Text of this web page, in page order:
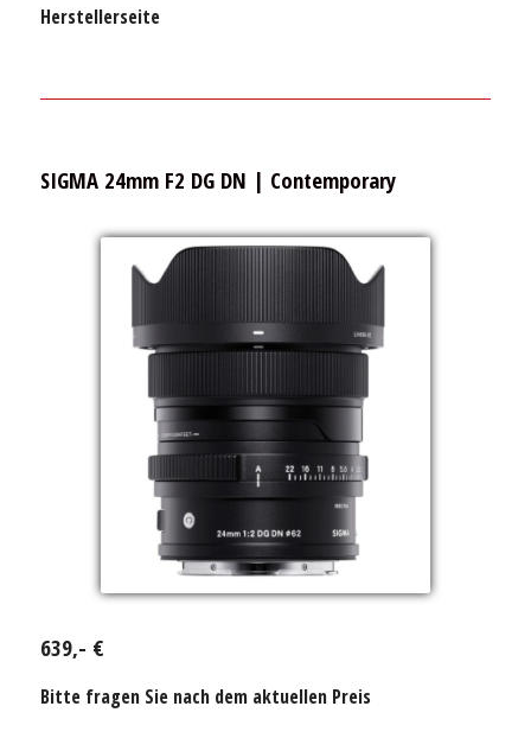
Herstellerseite
SIGMA 24mm F2 DG DN | Contemporary
639,- €
Bitte fragen Sie nach dem aktuellen Preis